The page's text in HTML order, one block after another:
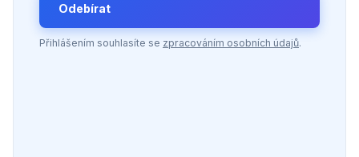
Odebírat
Přihlášením souhlasíte se zpracováním osobních údajů.